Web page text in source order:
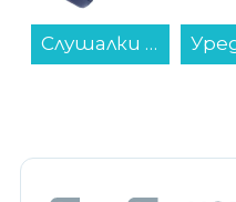
Слушалки JBL T530BT BLU JBLT530BTBLUEU , Bluetooth , ON-EAR...